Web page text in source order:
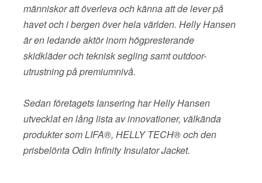
människor att överleva och känna att de lever på
havet och i bergen över hela världen. Helly Hansen
är en ledande aktör inom högpresterande
skidkläder och teknisk segling samt outdoor-
utrustning på premiumnivå.
Sedan företagets lansering har Helly Hansen
utvecklat en lång lista av innovationer, välkända
produkter som LIFA®, HELLY TECH® och den
prisbelönta Odin Infinity Insulator Jacket.